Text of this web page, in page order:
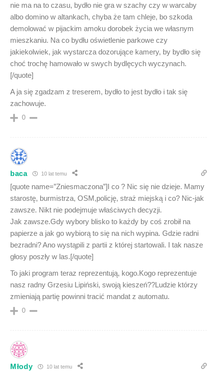
nie ma na to czasu, bydło nie gra w szachy czy w warcaby
albo domino w altankach, chyba że tam chleje, bo szkoda
demolować w pijackim amoku dorobek życia we własnym
mieszkaniu. Na co bydłu oświetlenie parkowe czy
jakiekolwiek, jak wystarcza dozorujące kamery, by bydło się
choć trochę hamowało w swych bydlęcych wyczynach.
[/quote]
A ja się zgadzam z treserem, bydło to jest bydło i tak się
zachowuje.
0
baca 10 lat temu
[quote name=”Zniesmaczona”]I co ? Nic się nie dzieje. Mamy
starostę, burmistrza, OSM,policję, straż miejską i co? Nic-jak
zawsze. Nikt nie podejmuje właściwych decyzji.
Jak zawsze.Gdy wybory blisko to każdy by coś zrobił na
papierze a jak go wybiorą to się na nich wypina. Gdzie radni
bezradni? Ano wystąpili z partii z której startowali. I tak nasze
głosy poszły w las.[/quote]
To jaki program teraz reprezentują, kogo.Kogo reprezentuje
nasz radny Grzesiu Lipiński, swoją kieszeń??Ludzie którzy
zmieniają partię powinni tracić mandat z automatu.
0
Młody 10 lat temu